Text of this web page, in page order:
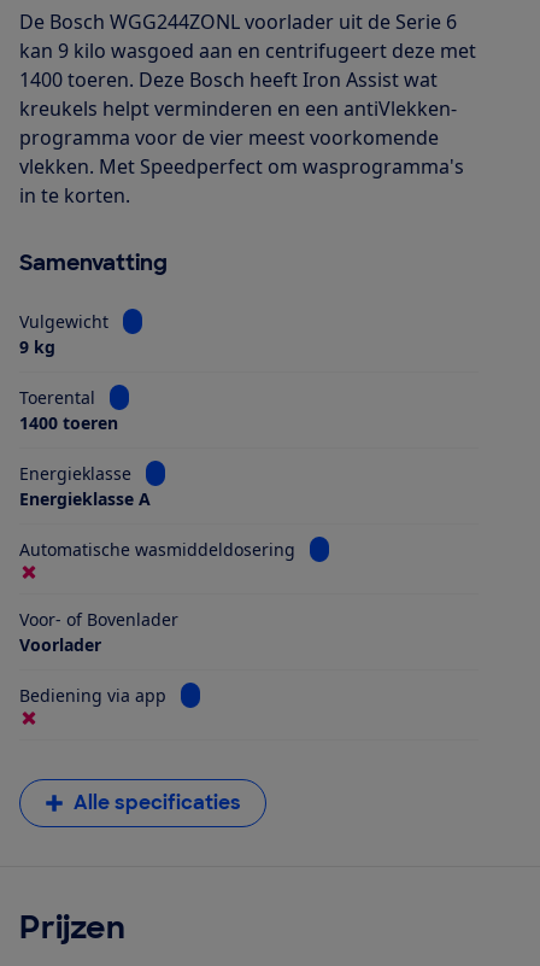
De Bosch WGG244ZONL voorlader uit de Serie 6
kan 9 kilo wasgoed aan en centrifugeert deze met
1400 toeren. Deze Bosch heeft Iron Assist wat
kreukels helpt verminderen en een antiVlekken-
programma voor de vier meest voorkomende
vlekken. Met Speedperfect om wasprogramma's
in te korten.
Samenvatting
Vulgewicht
Bekijk informatie voor Vulgewicht
9 kg
Toerental
Bekijk informatie voor Toerental
1400 toeren
Energieklasse
Bekijk informatie voor Energieklasse
Energieklasse A
Automatische wasmiddeldosering Bekijk informatie voor
Voor- of Bovenlader
Voorlader
Bediening via app Bekijk informatie voor Bediening via app
Alle specificaties
Prijzen